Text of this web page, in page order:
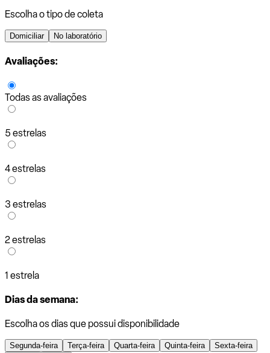
Escolha o tipo de coleta
Domiciliar No laboratório
Avaliações:
Todas as avaliações
5 estrelas
4 estrelas
3 estrelas
2 estrelas
1 estrela
Dias da semana:
Escolha os dias que possui disponibilidade
Segunda-feira Terça-feira Quarta-feira Quinta-feira
Sexta-feira